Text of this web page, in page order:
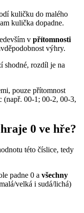
kuličku do malého
kulička dopadne.
v přítomnosti
výhry.
shodné, rozdíl je na
pouze přítomnost
00-1; 00-2, 00-3,
0 ve hře?
této číslice, tedy
padne 0 a všechny
velká i sudá/lichá)